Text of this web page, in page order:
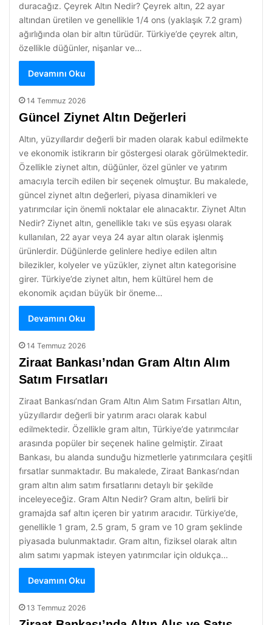
duracağız. Çeyrek Altın Nedir? Çeyrek altın, 22 ayar
altından üretilen ve genellikle 1/4 ons (yaklaşık 7.2 gram)
ağırlığında olan bir altın türüdür. Türkiye’de çeyrek altın,
özellikle düğünler, nişanlar ve…
Devamını Oku
14 Temmuz 2026
Güncel Ziynet Altın Değerleri
Altın, yüzyıllardır değerli bir maden olarak kabul edilmekte
ve ekonomik istikrarın bir göstergesi olarak görülmektedir.
Özellikle ziynet altın, düğünler, özel günler ve yatırım
amacıyla tercih edilen bir seçenek olmuştur. Bu makalede,
güncel ziynet altın değerleri, piyasa dinamikleri ve
yatırımcılar için önemli noktalar ele alınacaktır. Ziynet Altın
Nedir? Ziynet altın, genellikle takı ve süs eşyası olarak
kullanılan, 22 ayar veya 24 ayar altın olarak işlenmiş
ürünlerdir. Düğünlerde gelinlere hediye edilen altın
bilezikler, kolyeler ve yüzükler, ziynet altın kategorisine
girer. Türkiye’de ziynet altın, hem kültürel hem de
ekonomik açıdan büyük bir öneme…
Devamını Oku
14 Temmuz 2026
Ziraat Bankası’ndan Gram Altın Alım
Satım Fırsatları
Ziraat Bankası’ndan Gram Altın Alım Satım Fırsatları Altın,
yüzyıllardır değerli bir yatırım aracı olarak kabul
edilmektedir. Özellikle gram altın, Türkiye’de yatırımcılar
arasında popüler bir seçenek haline gelmiştir. Ziraat
Bankası, bu alanda sunduğu hizmetlerle yatırımcılara çeşitli
fırsatlar sunmaktadır. Bu makalede, Ziraat Bankası’ndan
gram altın alım satım fırsatlarını detaylı bir şekilde
inceleyeceğiz. Gram Altın Nedir? Gram altın, belirli bir
gramajda saf altın içeren bir yatırım aracıdır. Türkiye’de,
genellikle 1 gram, 2.5 gram, 5 gram ve 10 gram şeklinde
piyasada bulunmaktadır. Gram altın, fiziksel olarak altın
alım satımı yapmak isteyen yatırımcılar için oldukça…
Devamını Oku
13 Temmuz 2026